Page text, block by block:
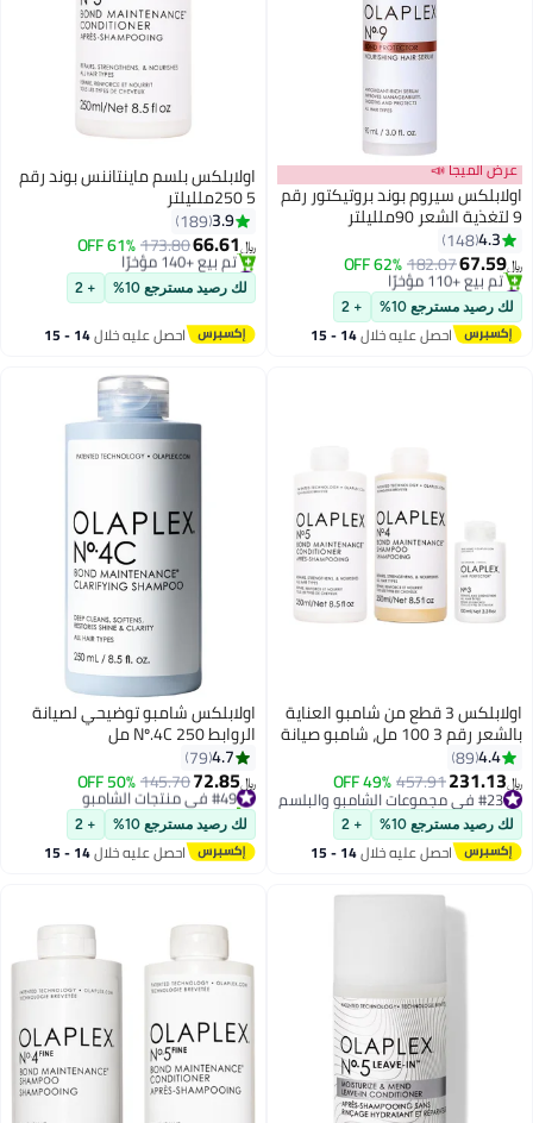
عرض الميجا 📣
اولابلكس سيروم بوند بروتيكتور رقم
9 لتغذية الشعر 90ملليلتر
4.3
148
﷼‏67.59
182.07
62% OFF
#23 في زيت وسيروم
أقل سعر في 30 يوم
تم بيع +110 مؤخرًا
#23 في زيت وسيروم
لك رصيد مسترجع 10% + 2
احصل عليه خلال 14 - 15
اولابلكس بلسم ماينتاننس بوند رقم
5 250ملليلتر
3.9
189
﷼‏ 66.61
173.80
61% OFF
#12 في بلسم الشعر
بتخلّص بسرعة
تم بيع +140 مؤخرًا
#12 في بلسم الشعر
لك رصيد مسترجع 10% + 2
احصل عليه خلال 14 - 15
اولابلكس 3 قطع من شامبو العناية
بالشعر رقم 3 100 مل، شامبو صيانة
بوند رقم 4 250 مل وبلسم صيانة
بوند رقم 5
4.4
89
﷼‏231.13
457.91
49% OFF
#23 في مجموعات الشامبو والبلسم
#23 في مجموعات الشامبو والبلسم
لك رصيد مسترجع 10% + 2
احصل عليه خلال 14 - 15
اولابلكس شامبو توضيحي لصيانة
الروابط Nº.4C 250 مل
4.7
79
﷼‏72.85
145.70
50% OFF #49 في منتجات الشامبو
تم بيع +100 مؤخرًا
#49 في منتجات الشامبو
لك رصيد مسترجع 10% + 2
احصل عليه خلال 14 - 15